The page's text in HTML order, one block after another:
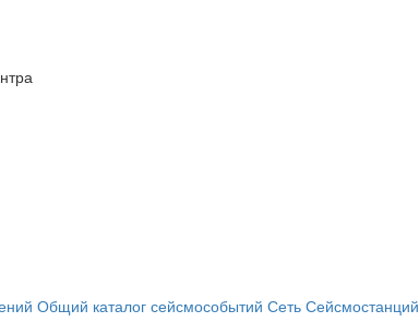
Общий каталог сейсмособытий Сеть Сейсмостанций